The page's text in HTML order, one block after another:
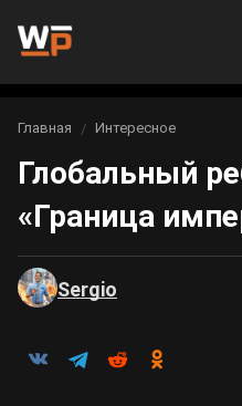
Новости
Новости Genshin
Новости Honkai: Star
Новости Zenless
Игры
Genshin Impact
Honkai: Star Rail
Neverness to Everness
Билды
Билды Genshin Impact
Интересное
Вы здесь:
Главная Интересное
Глобальный
«Граница
Sergio